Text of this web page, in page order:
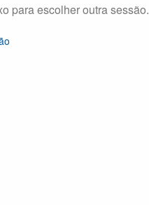
para escolher outra sessão.